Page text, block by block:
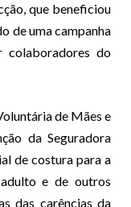
que beneficiou
de uma campanha
colaboradores do
de Mães e
da Seguradora
de costura para a
e de outros
das carências da